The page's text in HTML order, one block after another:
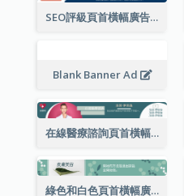
SEO評級頁首橫幅廣告
Blank Banner Ad
在線醫療諮詢頁首橫幅廣告
綠色和白色頁首橫幅廣告